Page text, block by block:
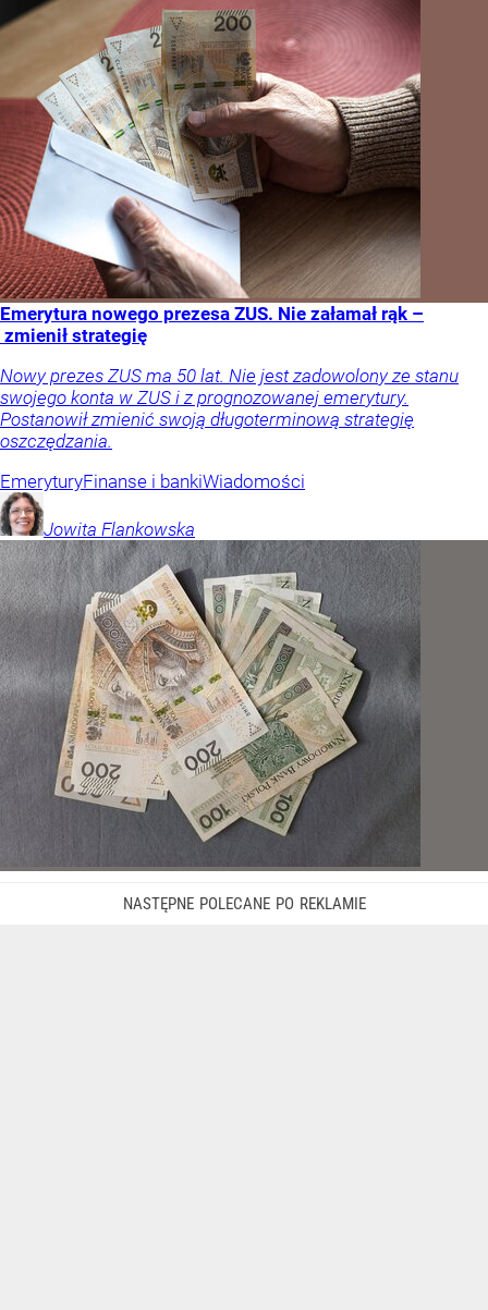
Emerytura nowego prezesa ZUS. Nie załamał rąk –
zmienił strategię
Nowy prezes ZUS ma 50 lat. Nie jest zadowolony ze stanu
swojego konta w ZUS i z prognozowanej emerytury.
Postanowił zmienić swoją długoterminową strategię
oszczędzania.
EmeryturyFinanse i bankiWiadomości
Jowita Flankowska